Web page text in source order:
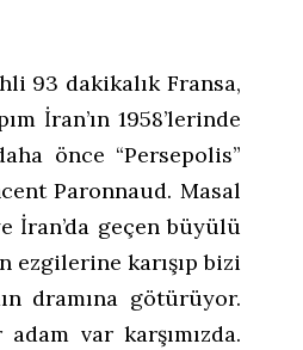
93 dakikalık Fransa,
İran’ın 1958’lerinde
önce “Persepolis”
Paronnaud. Masal
İran’da geçen büyülü
ezgilerine karışıp bizi
dramına götürüyor.
var karşımızda.